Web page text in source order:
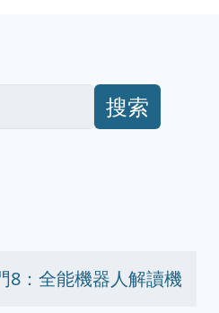
搜索
8：全能機器人解讀機